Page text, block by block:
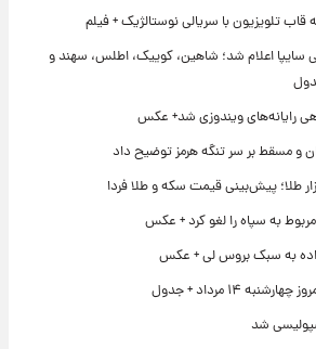
تلویزیون با سریالی نوستالژیک + فیلم
سایپا اعلام شد؛ شاهین، کوییک، اطلس، سهند و
رایانه‌های ویندوزی شد+ عکس
و مسقط بر سر تنگه هرمز توضیح داد
طلا؛ پیش‌بینی قیمت سکه و طلا فردا
به سپاه را لغو کرد + عکس
به سبک بروس لی + عکس
۱۴ مرداد + جدول
شد